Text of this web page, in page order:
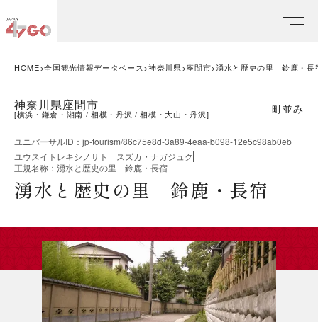
HOME 全国観光情報データベース 神奈川県 座間市 湧水と歴史の里 鈴鹿・長
神奈川県座間市
[横浜・鎌倉・湘南 相模・丹沢 相模・大山・丹沢] 町並み
ユニバーサルID ： jp-tourism/86c75e8d-3a89-4eaa-b098-12e5c98ab0eb
ユウスイトレキシノサト スズカ・ナガジュク
正規名称 ： 湧水と歴史の里 鈴鹿・長宿
湧水と歴史の里 鈴鹿・長宿